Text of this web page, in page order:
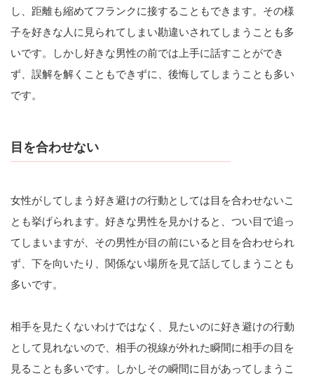
し、距離も縮めてフランクに接することもできます。その様
子を好きな人に見られてしまい勘違いされてしまうことも多
いです。しかし好きな男性の前では上手に話すことができ
ず、誤解を解くこともできずに、後悔してしまうことも多い
です。
目を合わせない
女性がしてしまう好き避けの行動としては目を合わせないこ
とも挙げられます。好きな男性を見かけると、つい目で追っ
てしまいますが、その男性が目の前にいると目を合わせられ
ず、下を向いたり、関係ない場所を見て話してしまうことも
多いです。
相手を見たくないわけではなく、見たいのに好き避けの行動
として見れないので、相手の視線が外れた瞬間に相手の目を
見ることも多いです。しかしその瞬間に目があってしまうこ